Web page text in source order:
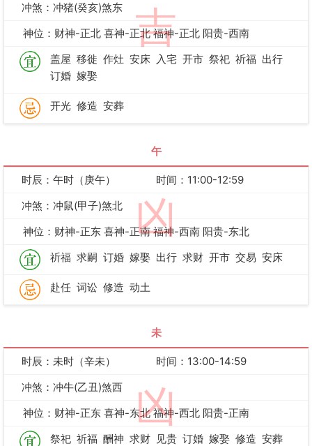
吉
冲煞：冲猪(癸亥)煞东
神位：财神-正北 喜神-正北 福神-正北 阳贵-西南
盖屋 移徙 作灶 安床 入宅 开市 祭祀 祈福 出行
订婚 嫁娶
开光 修造 安葬
午
凶
时辰：午时（庚午）
时间：11:00-12:59
冲煞：冲鼠(甲子)煞北
神位：财神-正东 喜神-正南 福神-西南 阳贵-东北
祈福 求嗣 订婚 嫁娶 出行 求财 开市 交易 安床
赴任 词讼 修造 动土
未
凶
时辰：未时（辛未）
时间：13:00-14:59
冲煞：冲牛(乙丑)煞西
神位：财神-正东 喜神-东北 福神-西北 阳贵-正南
祭祀 祈福 酬神 求财 见贵 订婚 嫁娶 修造 安葬